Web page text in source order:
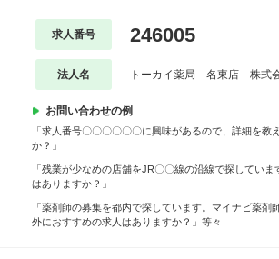
求人番号 246005
法人名 トーカイ薬局 名東店 株式
お問い合わせの例
「求人番号〇〇〇〇〇〇に興味があるので、詳細を教
か？」
「残業が少なめの店舗をJR〇〇線の沿線で探してい
はありますか？」
「薬剤師の募集を都内で探しています。マイナビ薬剤
外におすすめの求人はありますか？」等々